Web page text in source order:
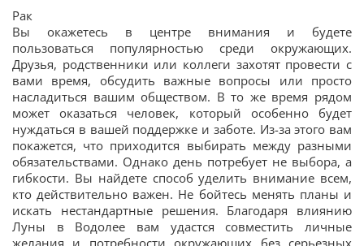
Рак
Вы окажетесь в центре внимания и будете
пользоваться популярностью среди окружающих.
Друзья, родственники или коллеги захотят провести с
вами время, обсудить важные вопросы или просто
насладиться вашим обществом. В то же время рядом
может оказаться человек, который особенно будет
нуждаться в вашей поддержке и заботе. Из-за этого вам
покажется, что приходится выбирать между разными
обязательствами. Однако день потребует не выбора, а
гибкости. Вы найдете способ уделить внимание всем,
кто действительно важен. Не бойтесь менять планы и
искать нестандартные решения. Благодаря влиянию
Луны в Водолее вам удастся совместить личные
желания и потребности окружающих без серьезных